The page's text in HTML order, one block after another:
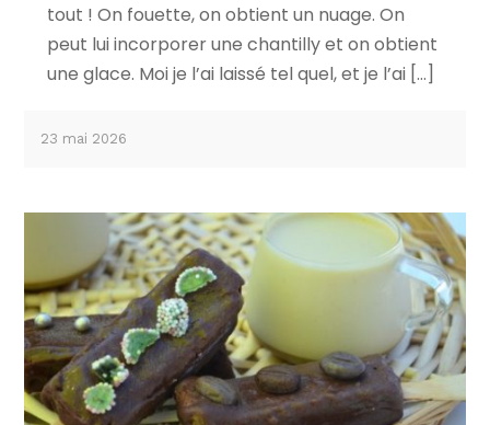
tout ! On fouette, on obtient un nuage. On
peut lui incorporer une chantilly et on obtient
une glace. Moi je l’ai laissé tel quel, et je l’ai […]
23 mai 2026